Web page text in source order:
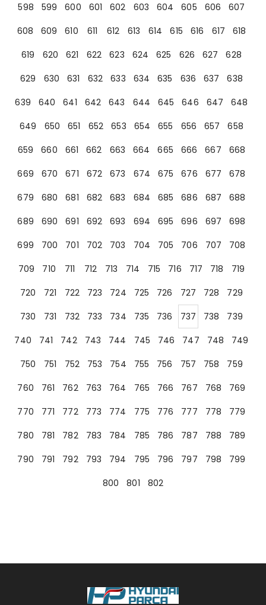
598
599 600 601 602 603 604 605 606
607
608
609 610 611 612 613 614 615 616 617
618
619
620 621 622 623 624 625 626 627
628
629
630 631 632 633 634 635 636 637
638
639
640 641 642 643 644 645 646 647
648
649
650 651 652 653 654 655 656 657
658
659
660 661 662 663 664 665 666 667
668
669
670 671 672 673 674 675 676 677
678
679
680 681 682 683 684 685 686 687
688
689
690 691 692 693 694 695 696 697
698
699
700 701 702 703 704 705 706 707
708
709
710 711 712 713 714 715 716 717 718
719
720
721 722 723 724 725 726 727 728
729
730
731 732 733 734 735 736 737 738
739
740
741 742 743 744 745 746 747 748
749
750
751 752 753 754 755 756 757 758
759
760
761 762 763 764 765 766 767 768
769
770
771 772 773 774 775 776 777 778
779
780
781 782 783 784 785 786 787 788
789
790
791 792 793 794 795 796 797 798
799
800
801 802